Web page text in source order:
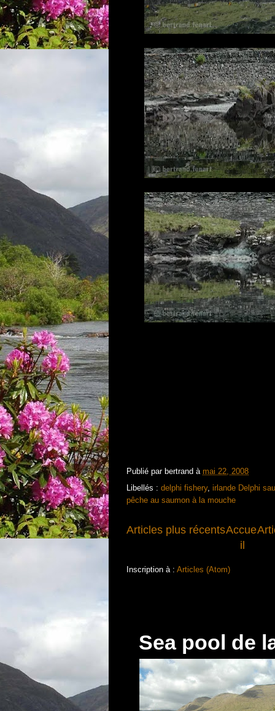
Publié par bertrand à mai 22, 2008
Libellés :delphi fishery, irlande Delphi
pêche au saumon à la mouche
Articles plus récentsAccue
il
Inscription à :Articles (Atom)
Sea pool de